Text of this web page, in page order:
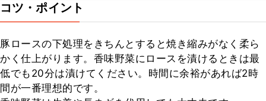
コツ・ポイント
豚ロースの下処理をきちんとすると焼き縮みがなく柔ら
かく仕上がります。香味野菜にロースを漬けるときは最
低でも20分は漬けてください。時間に余裕があれば2時
間が一番理想的です。